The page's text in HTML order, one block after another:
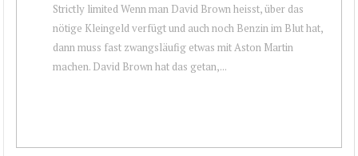
Strictly limited Wenn man David Brown heisst, über das
nötige Kleingeld verfügt und auch noch Benzin im Blut hat,
dann muss fast zwangsläufig etwas mit Aston Martin
machen. David Brown hat das getan,...